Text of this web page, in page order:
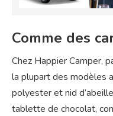
Comme des
Chez Happier Camper,
la plupart des modèles
polyester et nid
tablette de chocolat,